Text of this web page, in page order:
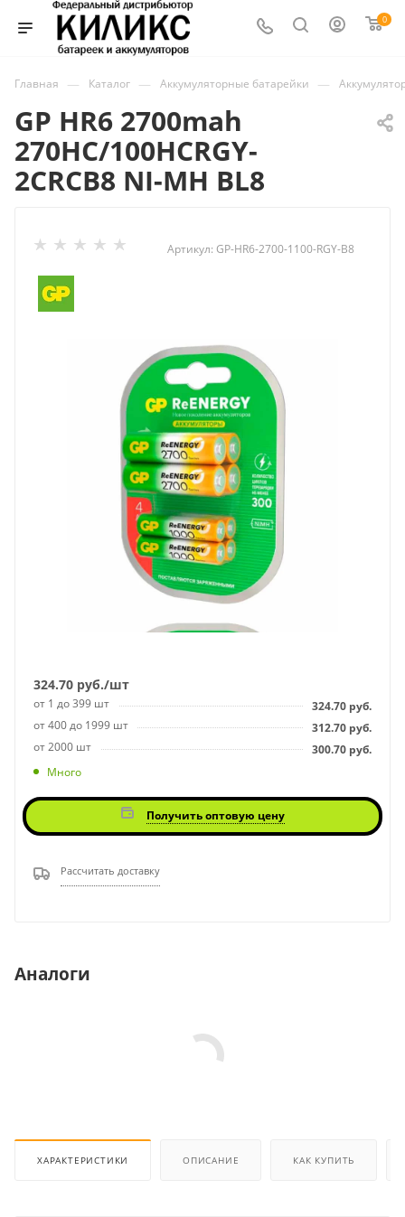
0
Главная — Каталог — Аккумуляторные батарейки —
GP HR6 2700mah
270HC/100HCRGY-
2CRCB8 NI-MH BL8
Артикул: GP-HR6-2700-1100-RGY-B8
324.70 руб./шт
от 1 до 399 шт 324.70 руб.
от 400 до 1999 шт
312.70 руб.
от 2000 шт
300.70 руб.
Много
Получить оптовую цену
Рассчитать доставку
Аналоги
ХАРАКТЕРИСТИКИ ОПИСАНИЕ КАК КУПИТЬ